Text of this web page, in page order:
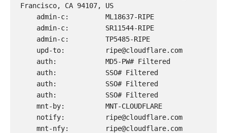
Francisco, CA 94107, US
    upd-to:
ripe@cloudflare.com
    notify:
ripe@cloudflare.com
    mnt-nfy:
ripe@cloudflare.com